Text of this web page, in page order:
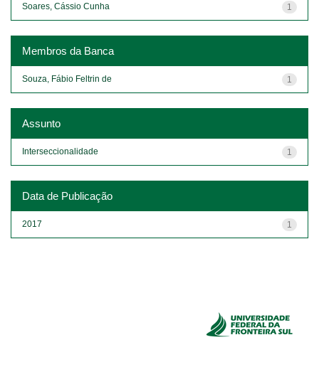
1
Soares, Cássio Cunha
Membros da Banca
1
Souza, Fábio Feltrin de
Assunto
1
Interseccionalidade
Data de Publicação
1
2017